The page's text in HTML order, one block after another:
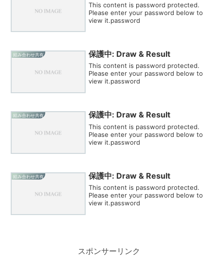
This content is password protected.
Please enter your password below to
view it.password
組み合わせ共有 保護中: Draw & Result
This content is password protected.
Please enter your password below to
view it.password
組み合わせ共有 保護中: Draw & Result
This content is password protected.
Please enter your password below to
view it.password
組み合わせ共有 保護中: Draw & Result
This content is password protected.
Please enter your password below to
view it.password
スポンサーリンク